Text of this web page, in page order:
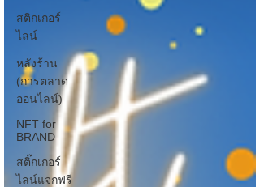
สติกเกอร์
ไลน์
หลังร้าน
(การตลาด
ออนไลน์)
NFT for
BRAND
สติ๊กเกอร์
ไลน์แจกฟรี